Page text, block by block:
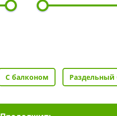
С балконом Раздельный